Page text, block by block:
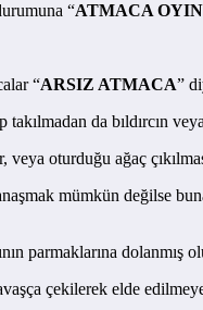
“ATMACA
“ARSIZ ATMACA”
da bıldırcın
oturduğu ağaç
mümkün değilse
parmaklarına dolanmış
çekilerek elde edilmeye